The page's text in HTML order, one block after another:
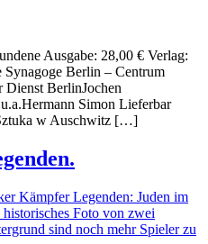
Ausgabe: 28,00 € Verlag:
Synagoge Berlin – Centrum
Dienst BerlinJochen
Simon Lieferbar
w Auschwitz […]